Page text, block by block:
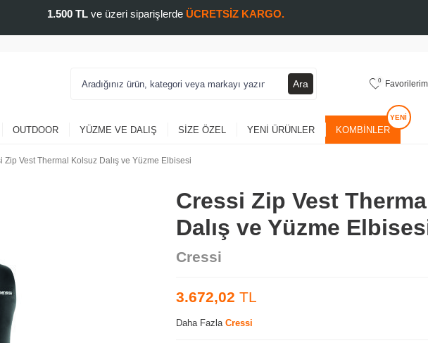
1.500 TLve üzeri siparişlerde ÜCRETSİZ KARGO.
Ara 0 Favorilerim
OUTDOOR YÜZME VE DALIŞ SIZE ÖZEL YENI ÜRÜNLER KOMBINLER
Zip Vest Thermal Kolsuz Dalış ve Yüzme Elbisesi
Cressi Zip Vest
Dalış ve Yüzme
Cressi
3.672,02 TL
Daha Fazla Cressi